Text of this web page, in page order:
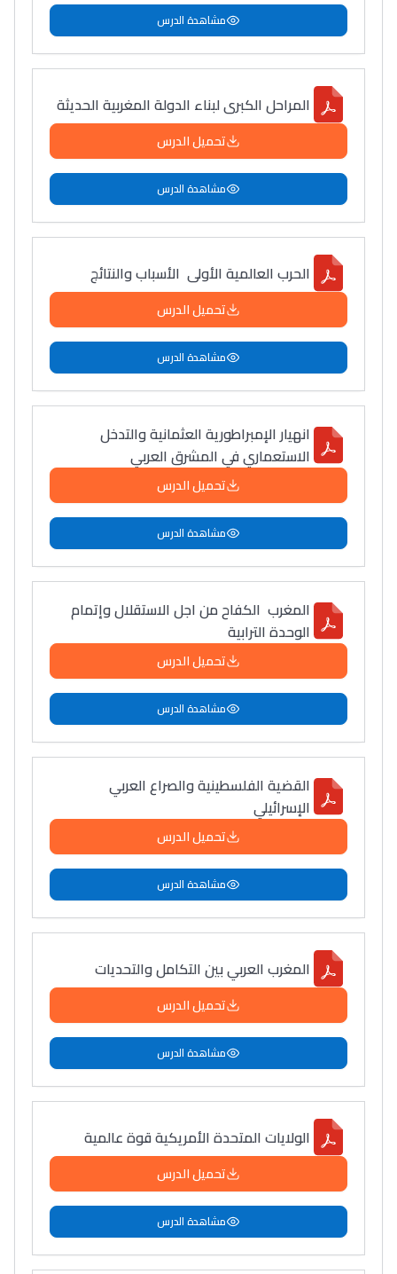
مشاهدة الدرس
المراحل الكبرى لبناء الدولة المغربية الحديثة
تحميل الدرس
مشاهدة الدرس
الحرب العالمية الأولى الأسباب والنتائج
تحميل الدرس
مشاهدة الدرس
انهيار الإمبراطورية العثمانية والتدخل
الاستعماري في المشرق العربي
تحميل الدرس
مشاهدة الدرس
المغرب الكفاح من اجل الاستقلال وإتمام
الوحدة الترابية
تحميل الدرس
مشاهدة الدرس
القضية الفلسطينية والصراع العربي
الإسرائيلي
تحميل الدرس
مشاهدة الدرس
المغرب العربي بين التكامل والتحديات
تحميل الدرس
مشاهدة الدرس
الولايات المتحدة الأمريكية قوة عالمية
تحميل الدرس
مشاهدة الدرس